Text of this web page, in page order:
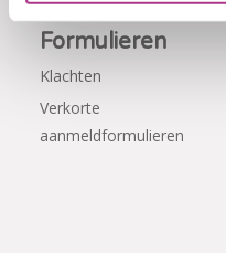
Formulieren
Klachten
Verkorte
aanmeldformulieren